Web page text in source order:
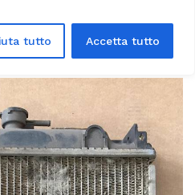
tutto Accetta tutto